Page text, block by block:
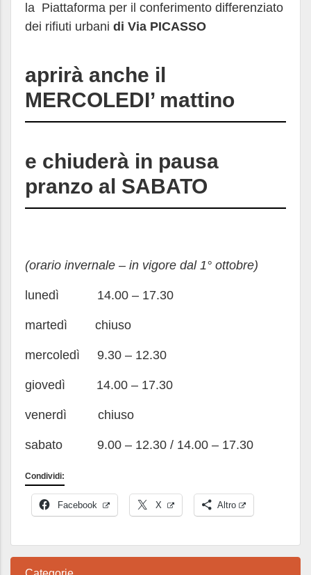
la Piattaforma per il conferimento differenziato
dei rifiuti urbani di Via PICASSO
aprirà anche il
MERCOLEDI’ mattino
e chiuderà in pausa
pranzo al SABATO
(orario invernale – in vigore dal 1° ottobre)
lunedì 14.00 – 17.30
martedì chiuso
mercoledì 9.30 – 12.30
giovedì 14.00 – 17.30
venerdì chiuso
sabato 9.00 – 12.30 / 14.00 – 17.30
Condividi:
Facebook X Altro